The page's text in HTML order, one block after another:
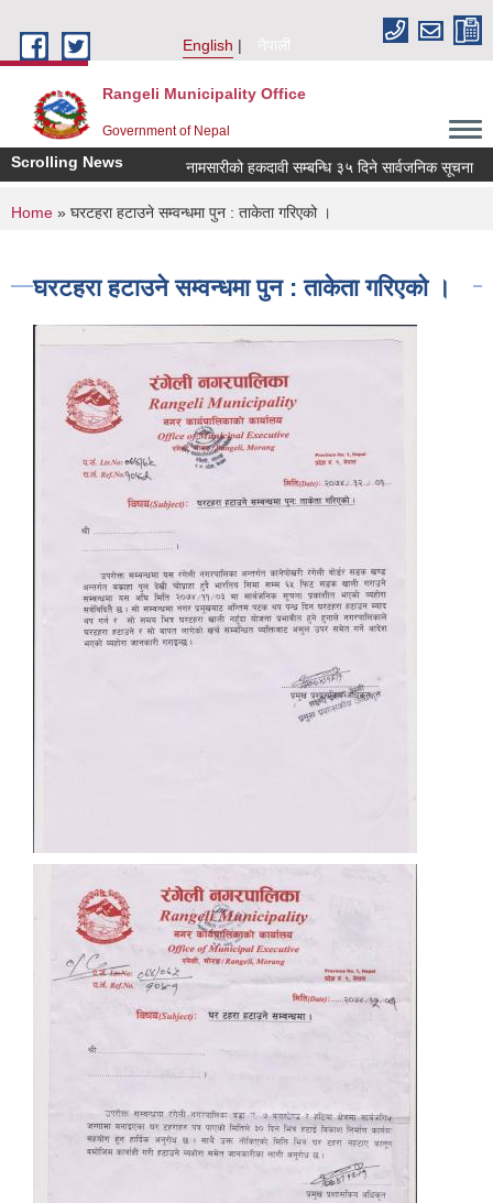
English
नेपाली
Rangeli Municipality Office
Government of Nepal
Scrolling News नामसारीको हकदावी सम्बन्धि ३५ दिने सार्वजनिक सूचना
You are here
Home » घरटहरा हटाउने सम्वन्धमा पुन : ताकेता गरिएको ।
घरटहरा हटाउने सम्वन्धमा पुन : ताकेता गरिएको ।